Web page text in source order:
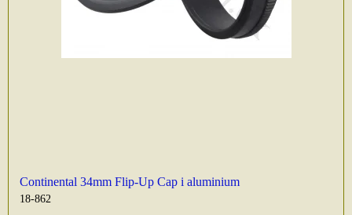
Continental 34mm Flip-Up Cap i aluminium
18-862